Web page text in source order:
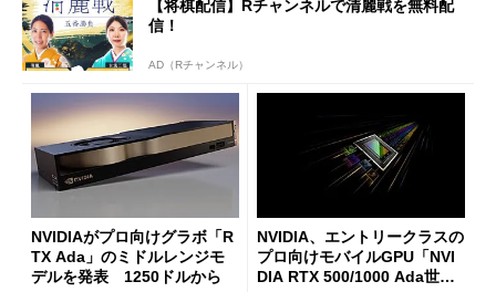
【将棋配信】Rチャンネルで清麗戦を無料配
信！
AD（Rチャンネル）
NVIDIAがプロ向けグラボ「R
TX Ada」のミドルレンジモ
デルを発表 1250ドルから
NVIDIA、エントリークラスの
プロ向けモバイルGPU「NVI
DIA RTX 500/1000 Ada世